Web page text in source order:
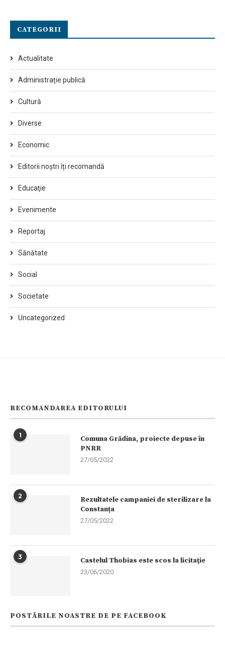
CATEGORII
Actualitate
Administrație publică
Cultură
Diverse
Economic
Editorii noștri îți recomandă
Educaţie
Evenimente
Reportaj
Sănătate
Social
Societate
Uncategorized
RECOMANDAREA EDITORULUI
1
Comuna Grădina, proiecte depuse în
PNRR
27/05/2022
2
Rezultatele campaniei de sterilizare la
Constanța
27/05/2022
3 Castelul Thobias este scos la licitaţie
23/06/2020
POSTĂRILE NOASTRE DE PE FACEBOOK